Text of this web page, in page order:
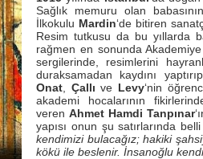
AHMED KARAHISARÎ
Sağlık memuru olan
İlkokulu Mardin‘de bitiren
Resim tutkusu da bu yıllarda
rağmen en sonunda
sergilerinde, resimlerini
duraksamadan kaydını
Onat
Çallı ve Levy‘nin
akademi hocalarının
verenAhmet Hamdi Tanpınar
yapısı onun şu satırlarında
kendimizi bulacağız; hakiki
kökü ile beslenir. İnsanoğlu